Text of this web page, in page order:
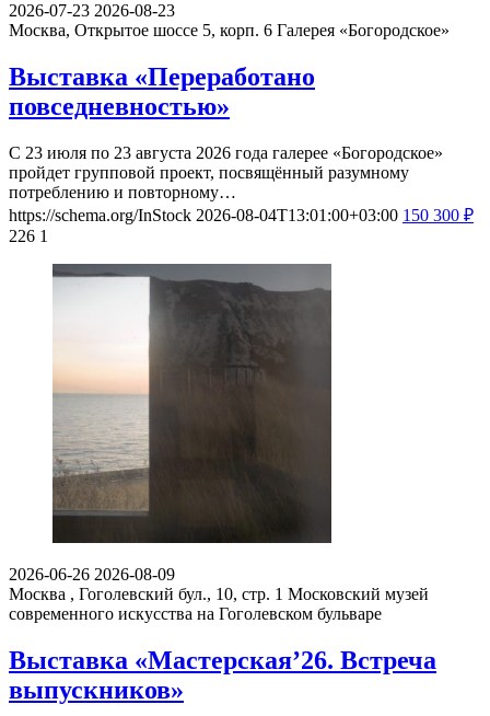
2026-07-23 2026-08-23
Москва, Открытое шоссе 5, корп. 6 Галерея «Богородское»
Выставка «Переработано
повседневностью»
С 23 июля по 23 августа 2026 года галерее «Богородское»
пройдет групповой проект, посвящённый разумному
потреблению и повторному…
https://schema.org/InStock 2026-08-04T13:01:00+03:00 150 300 ₽
226 1
2026-06-26 2026-08-09
Москва , Гоголевский бул., 10, стр. 1 Московский музей
современного искусства на Гоголевском бульваре
Выставка «Мастерская’26. Встреча
выпускников»